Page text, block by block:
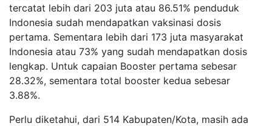
tercatat lebih dari 203 juta atau 86.51% penduduk
Indonesia sudah mendapatkan vaksinasi dosis
pertama. Sementara lebih dari 173 juta masyarakat
Indonesia atau 73% yang sudah mendapatkan dosis
lengkap. Untuk capaian Booster pertama sebesar
28.32%, sementara total booster kedua sebesar
3.88%.
Perlu diketahui, dari 514 Kabupaten/Kota, masih ada